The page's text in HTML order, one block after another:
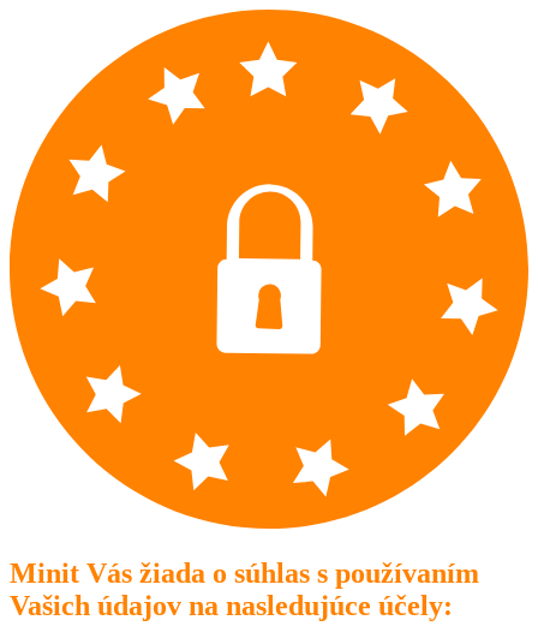
Minit Vás žiada o súhlas s používaním
Vašich údajov na nasledujúce účely: